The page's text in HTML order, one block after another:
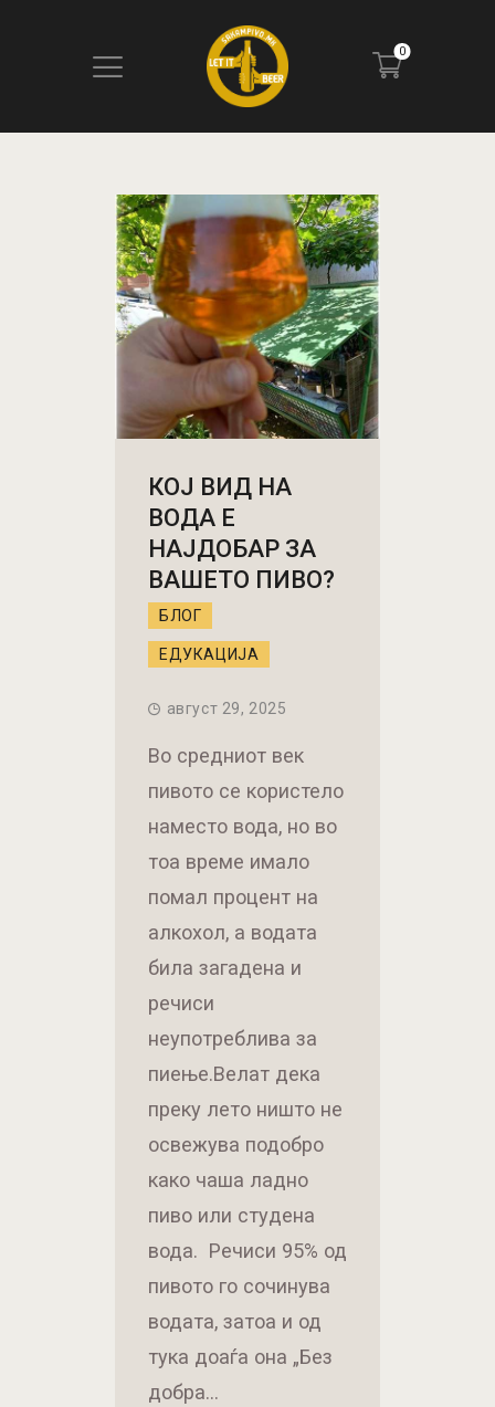
0
БЛОГ
КОНТАКТ
ПИВОТЕКА
РЕЦЕНЗИИ
КОЈ ВИД НА
ВОДА Е
НАЈДОБАР ЗА
ВАШЕТО ПИВО?
БЛОГ
ЕДУКАЦИЈА
август 29, 2025
Во средниот век
пивото се користело
наместо вода, но во
тоа време имало
помал процент на
алкохол, а водата
била загадена и
речиси
неупотреблива за
пиење.Велат дека
преку лето ништо не
освежува подобро
како чаша ладно
пиво или студена
вода. Речиси 95% од
пивото го сочинува
водата, затоа и од
тука доаѓа она „Без
добра…